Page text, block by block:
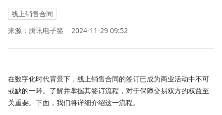
线上销售合同
来源：腾讯电子签
2024-11-29 09:52
在数字化时代背景下，线上销售合同的签订已成为商业活动中不可
或缺的一环。了解并掌握其签订流程，对于保障交易双方的权益至
关重要。下面，我们将详细介绍这一流程。